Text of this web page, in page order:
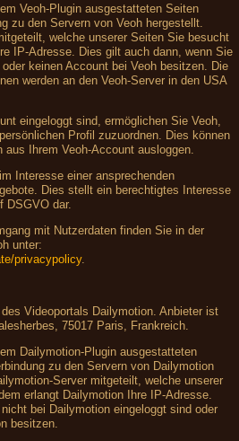
Veoh-Plugin ausgestatteten Seiten
zu den Servern von Veoh hergestellt.
welche unserer Seiten Sie besucht
IP-Adresse. Dies gilt auch dann, wenn Sie
keinen Account bei Veoh besitzen. Die
werden an den Veoh-Server in den USA
eingeloggt sind, ermöglichen Sie Veoh,
Profil zuzuordnen. Dies können
Ihrem Veoh-Account ausloggen.
Interesse einer ansprechenden
Dies stellt ein berechtigtes Interesse
DSGVO dar.
mit Nutzerdaten finden Sie in der
unter:
privacypolicy.
Videoportals Dailymotion. Anbieter ist
75017 Paris, Frankreich.
Dailymotion-Plugin ausgestatteten
zu den Servern von Dailymotion
Server mitgeteilt, welche unserer
erlangt Dailymotion Ihre IP-Adresse.
bei Dailymotion eingeloggt sind oder
besitzen.